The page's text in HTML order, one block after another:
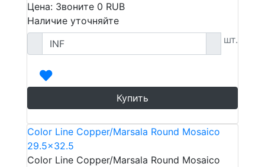
Цена: Звоните 0 RUB
Наличие уточняйте
шт.
Купить
Color Line Copper/Marsala Round Mosaico
29.5x32.5
Color Line Copper/Marsala Round Mosaico